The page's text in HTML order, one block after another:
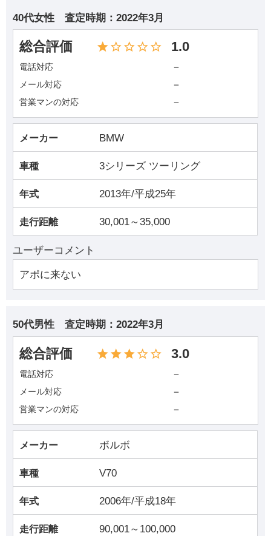
40代女性 査定時期： 2022年3月
総合評価 1.0
電話対応 －
メール対応 －
営業マンの対応 －
メーカー BMW
車種 3シリーズ ツーリング
年式 2013年/平成25年
走行距離 30,001～35,000
ユーザーコメント
アポに来ない
50代男性 査定時期： 2022年3月
総合評価 3.0
電話対応 －
メール対応 －
営業マンの対応 －
メーカー ボルボ
車種 V70
年式 2006年/平成18年
走行距離 90,001～100,000